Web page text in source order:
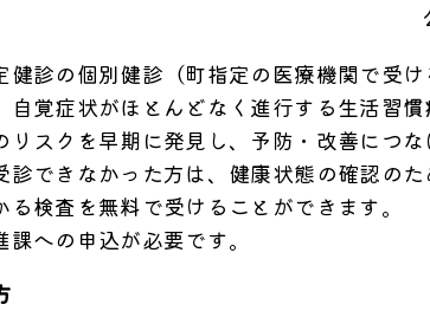
診の個別健診（町指定の医療機関で受け
覚症状がほとんどなく進行する生活習慣
リスクを早期に発見し、予防・改善につな
できなかった方は、健康状態の確認のた
検査を無料で受けることができます。
課への申込が必要です。